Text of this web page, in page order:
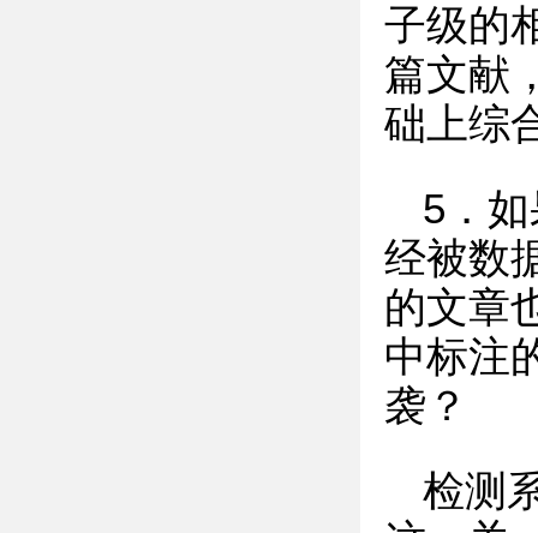
子级的
篇文献
础上综
5．
经被数
的文章
中标注
袭？
检测